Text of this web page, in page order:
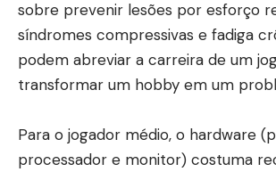
sobre prevenir lesões por esforço
síndromes compressivas e fadiga
podem abreviar a carreira de um
transformar um hobby em um
Para o jogador médio, o hardware
processador e monitor) costuma